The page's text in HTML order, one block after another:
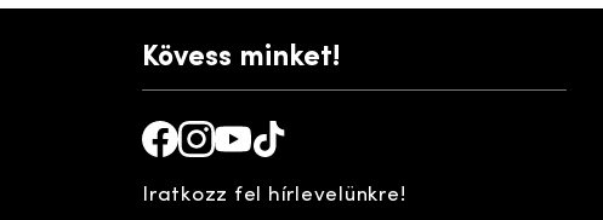
Kövess minket!
Iratkozz fel hírlevelünkre!